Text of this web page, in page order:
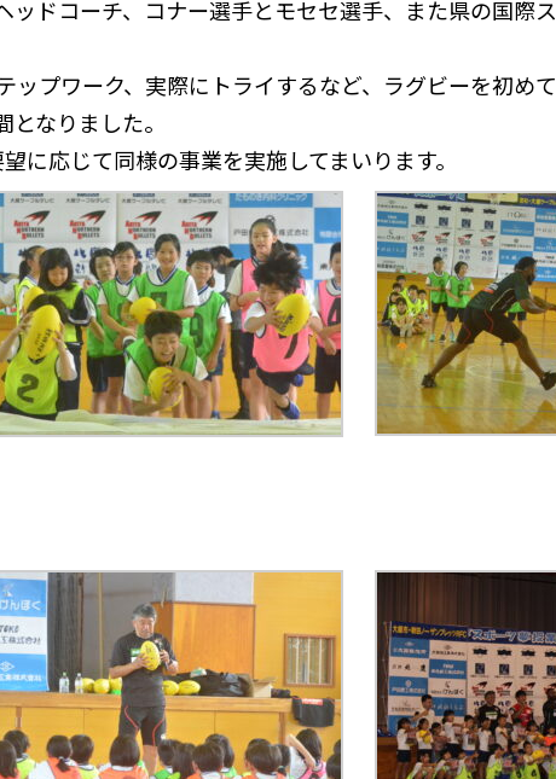
ドコーチ、コナー選手とモセセ選手、また県の国際
プワーク、実際にトライするなど、ラグビーを初めて
なりました。
に応じて同様の事業を実施してまいります。